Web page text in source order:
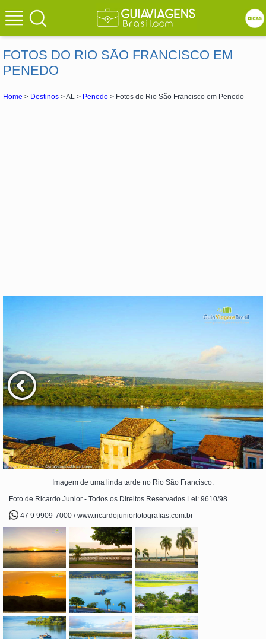
FOTOS DO RIO SÃO FRANCISCO EM
PENEDO
Home > Destinos > AL > Penedo > Fotos do Rio São Francisco em Penedo
Imagem de uma linda tarde no Rio São Francisco.
Foto de Ricardo Junior - Todos os Direitos Reservados Lei: 9610/98.
47 9 9909-7000 / www.ricardojuniorfotografias.com.br